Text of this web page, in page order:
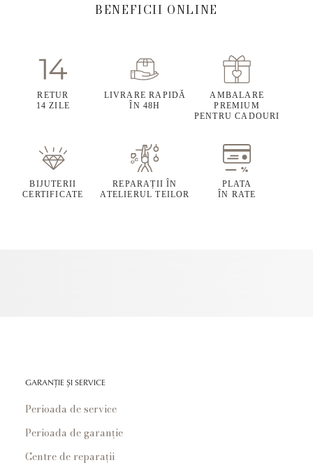
BENEFICII ONLINE
RETUR
14 ZILE
LIVRARE RAPIDĂ
ÎN 48H
AMBALARE
PREMIUM
PENTRU CADOURI
BIJUTERII
CERTIFICATE
REPARAȚII ÎN
ATELIERUL TEILOR
PLATA
ÎN RATE
GARANȚIE ȘI SERVICE
Perioada de service
Perioada de garanție
Centre de reparații